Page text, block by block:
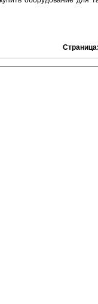
Страница: